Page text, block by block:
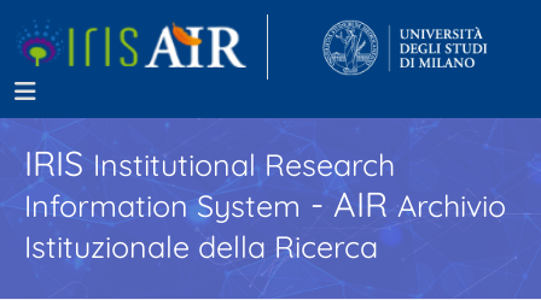
IRISInstitutional Research
Information System - AIR Archivio
Istituzionale della Ricerca